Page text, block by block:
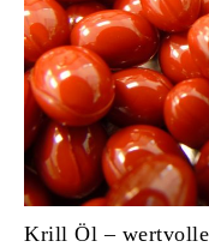
Krill Öl –